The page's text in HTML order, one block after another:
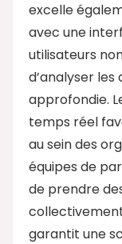
excelle
avec une
utilisateurs
d’analyser
approfondie.
temps réel
au sein des
équipes de
de prendre
garantit une